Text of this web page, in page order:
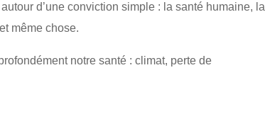
d’une conviction simple : la santé humaine, la
même chose.
notre santé : climat, perte de